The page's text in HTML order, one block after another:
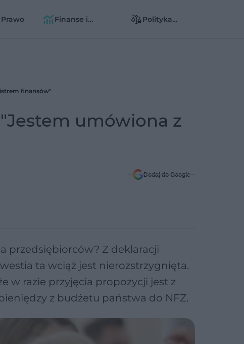
Prawo
Finanse i
Polityka
finansów"
umówiona z
Dodaj do Google
przedsiębiorców? Z deklaracji
ta wciąż jest nierozstrzygnięta.
w razie przyjęcia propozycji jest z
z budżetu państwa do NFZ.